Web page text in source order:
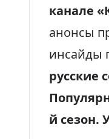
канале
анонсы
инсайды
русские
й сезон.